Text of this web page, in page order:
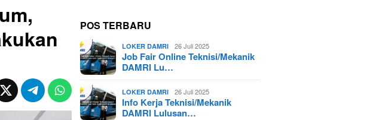
POS TERBARU
LOKER DAMRI 26 Juli 2025
Job Fair Online Teknisi/Mekanik
DAMRI Lu…
LOKER DAMRI 26 Juli 2025
Info Kerja Teknisi/Mekanik
DAMRI Lulusan…